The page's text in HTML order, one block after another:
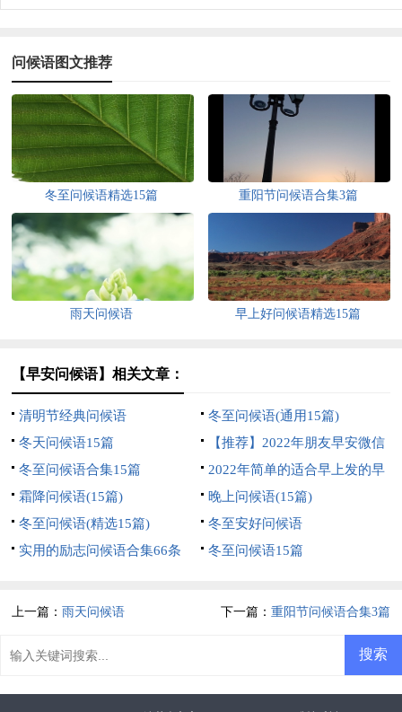
问候语图文推荐
冬至问候语精选15篇 重阳节问候语合集3篇
雨天问候语 早上好问候语精选15篇
【早安问候语】相关文章：
清明节经典问候语
冬至问候语(通用15篇)
冬天问候语15篇
【推荐】2022年朋友早安微信
问候语大集合50句
冬至问候语合集15篇
2022年简单的适合早上发的早
安问候语集锦51句
霜降问候语(15篇)
晚上问候语(15篇)
冬至问候语(精选15篇)
冬至安好问候语
实用的励志问候语合集66条
冬至问候语15篇
上一篇： 雨天问候语 下一篇： 重阳节问候语合集3篇